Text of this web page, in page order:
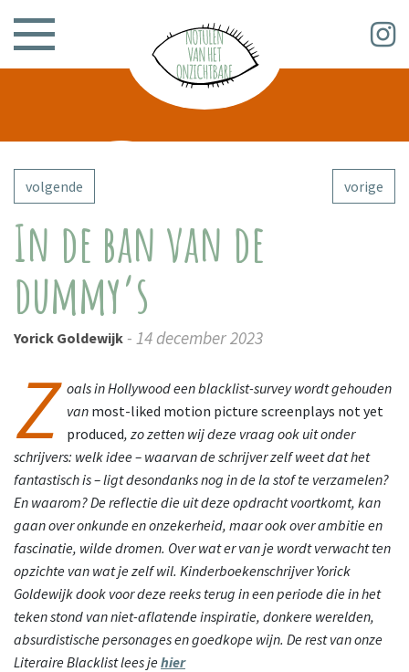
volgende vorige
In de ban van de
dummy’s
Yorick Goldewijk - 14 december 2023
Z oals in Hollywood een blacklist-survey wordt gehouden
van most-liked motion picture screenplays not yet
produced, zo zetten wij deze vraag ook uit onder
schrijvers: welk idee – waarvan de schrijver zelf weet dat het
fantastisch is – ligt desondanks nog in de la stof te verzamelen?
En waarom? De reflectie die uit deze opdracht voortkomt, kan
gaan over onkunde en onzekerheid, maar ook over ambitie en
fascinatie, wilde dromen. Over wat er van je wordt verwacht ten
opzichte van wat je zelf wil. Kinderboekenschrijver Yorick
Goldewijk dook voor deze reeks terug in een periode die in het
teken stond van niet-aflatende inspiratie, donkere werelden,
absurdistische personages en goedkope wijn. De rest van onze
Literaire Blacklist lees jehier